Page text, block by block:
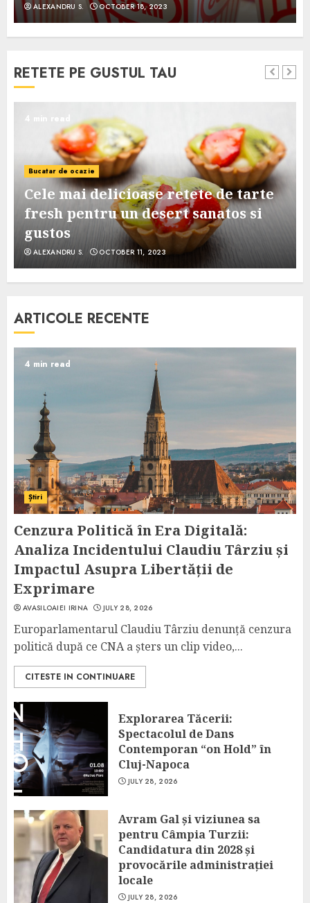
ALEXANDRU S. OCTOBER 18, 2023
RETETE PE GUSTUL TAU
4 min read
Bucatar de ocazie
Cele mai delicioase retete de tarte
fresh pentru un desert sanatos si
gustos
ALEXANDRU S. OCTOBER 11, 2023
ARTICOLE RECENTE
4 min read
Știri
Cenzura Politică în Era Digitală:
Analiza Incidentului Claudiu Târziu și
Impactul Asupra Libertății de
Exprimare
AVASILOAIEI IRINA JULY 28, 2026
Europarlamentarul Claudiu Târziu denunță cenzura
politică după ce CNA a șters un clip video,...
CITESTE IN CONTINUARE
Explorarea Tăcerii:
Spectacolul de Dans
Contemporan “on Hold” în
Cluj-Napoca
JULY 28, 2026
Avram Gal și viziunea sa
pentru Câmpia Turzii:
Candidatura din 2028 și
provocările administrației
locale
JULY 28, 2026